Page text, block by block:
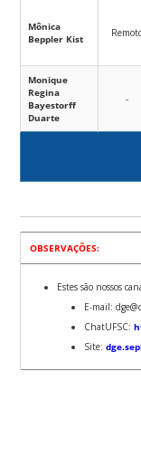
Mônica
Beppler Kist
Monique
Regina
Bayestorff
Duarte
-
OBSERVAÇÕES:
Estes são nossos
E-mail:
ChatUFSC:
Site: